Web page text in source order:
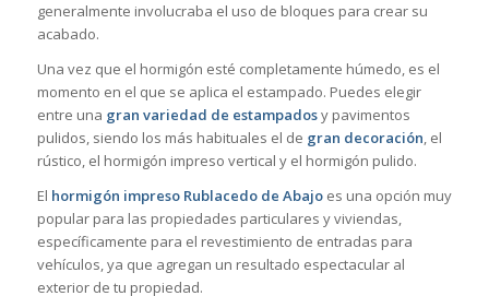
generalmente involucraba el uso de bloques para crear su
acabado.
Una vez que el hormigón esté completamente húmedo, es el
momento en el que se aplica el estampado. Puedes elegir
entre una gran variedad de estampadosy pavimentos
pulidos, siendo los más habituales el de gran decoración, el
rústico, el hormigón impreso vertical y el hormigón pulido.
El hormigón impreso Rublacedo de Abajoes una opción muy
popular para las propiedades particulares y viviendas,
específicamente para el revestimiento de entradas para
vehículos, ya que agregan un resultado espectacular al
exterior de tu propiedad.